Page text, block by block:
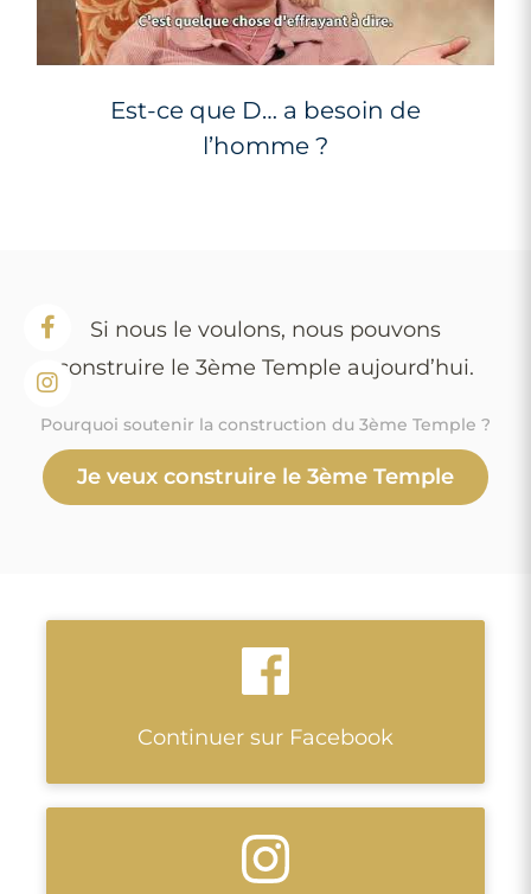
Est-ce que D… a besoin de
l’homme ?
Si nous le voulons, nous pouvons
construire le 3ème Temple aujourd’hui.
Pourquoi soutenir la construction du 3ème Temple ?
Je veux construire le 3ème Temple
Continuer sur Facebook